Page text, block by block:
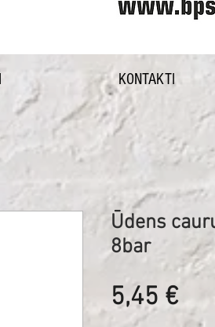
KONTAKTI
Ūdens
8bar
5,45 €